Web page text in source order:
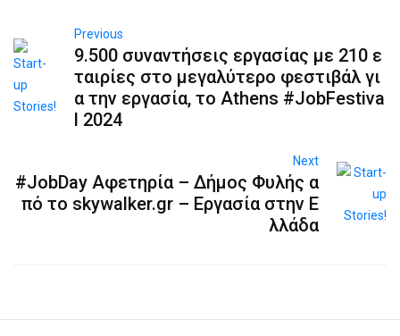
Previous
9.500 συναντήσεις εργασίας με 210 ε
ταιρίες στο μεγαλύτερο φεστιβάλ γι
α την εργασία, το Athens #JobFestiva
l 2024
Next
#JobDay Αφετηρία – Δήμος Φυλής α
πό το skywalker.gr – Εργασία στην Ε
λλάδα